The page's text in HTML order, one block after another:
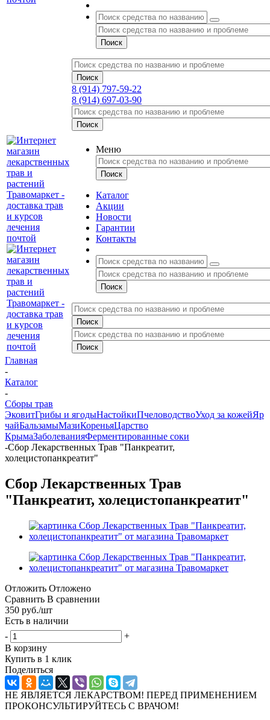
8 (914) 797-59-22
8 (914) 697-03-90
Меню
Каталог
Акции
Новости
Гарантии
Контакты
Главная
-
Каталог
-
Сборы трав
ЭковитГрибы и ягодыНастойкиПчеловодствоУход за кожейЯр
чайБальзамыМазиКореньяЦарство
КрымаЗаболеванияФерментированные соки
-Сбор Лекарственных Трав "Панкреатит,
холецистопанкреатит"
Сбор Лекарственных Трав
"Панкреатит, холецистопанкреатит"
Отложить Отложено
Сравнить В сравнении
350 руб./шт
Есть в наличии
-
+
В корзину
Купить в 1 клик
Поделиться
НЕ ЯВЛЯЕТСЯ ЛЕКАРСТВОМ! ПЕРЕД ПРИМЕНЕНИЕМ
ПРОКОНСУЛЬТИРУЙТЕСЬ С ВРАЧОМ!